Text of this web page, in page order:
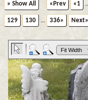
» Show All «Prev «1
129 130 ... 336» Next»